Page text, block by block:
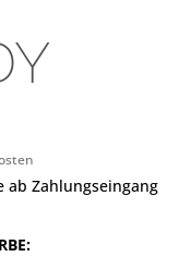
ab Zahlungseingang